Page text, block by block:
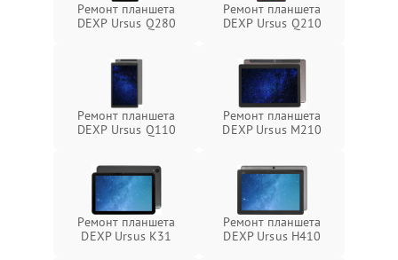
Ремонт планшета
DEXP Ursus Q280
Ремонт планшета
DEXP Ursus Q210
Ремонт планшета
DEXP Ursus Q110
Ремонт планшета
DEXP Ursus M210
Ремонт планшета
DEXP Ursus K31
Ремонт планшета
DEXP Ursus H410